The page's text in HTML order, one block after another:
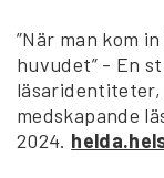
”När man kom
huvudet” - En
läsaridentiteter,
medskapande
2024.